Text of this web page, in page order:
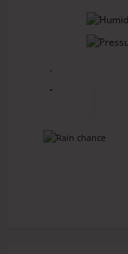
-
-
-
-
-